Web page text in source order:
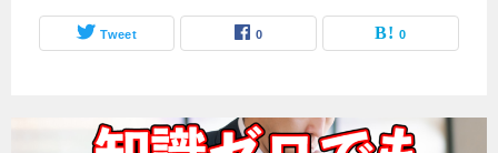
Tweet 0 0